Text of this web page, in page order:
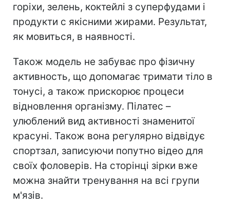
горіхи, зелень, коктейлі з суперфудами і
продукти с якісними жирами. Результат,
як мовиться, в наявності.
Також модель не забуває про фізичну
активность, що допомагає тримати тіло в
тонусі, а також прискорює процеси
відновлення організму. Пілатес –
улюблений вид активності знаменитої
красуні. Також вона регулярно відвідує
спортзал, записуючи попутно відео для
своїх фоловерів. На сторінці зірки вже
можна знайти тренування на всі групи
м'язів.